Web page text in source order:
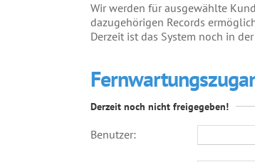
Wir werden für ausgewählte
dazugehörigen Records
Derzeit ist das System noch in
Derzeit noch nicht freigegeben!
Benutzer: